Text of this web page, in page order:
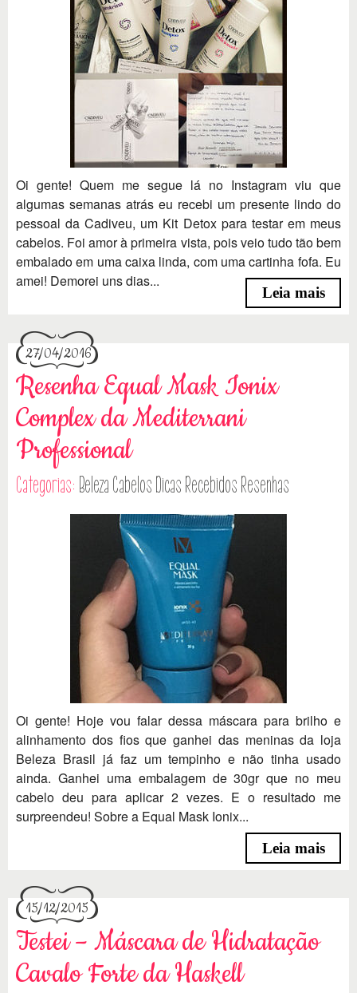
Oi gente! Quem me segue lá no Instagram viu que
algumas semanas atrás eu recebi um presente lindo do
pessoal da Cadiveu, um Kit Detox para testar em meus
cabelos. Foi amor à primeira vista, pois veio tudo tão bem
embalado em uma caixa linda, com uma cartinha fofa. Eu
amei! Demorei uns dias...
Leia mais
27/04/2016
Resenha Equal Mask Ionix
Complex da Mediterrani
Professional
Categorias: Beleza Cabelos Dicas Recebidos Resenhas
Oi gente! Hoje vou falar dessa máscara para brilho e
alinhamento dos fios que ganhei das meninas da loja
Beleza Brasil já faz um tempinho e não tinha usado
ainda. Ganhei uma embalagem de 30gr que no meu
cabelo deu para aplicar 2 vezes. E o resultado me
surpreendeu! Sobre a Equal Mask Ionix...
Leia mais
15/12/2015
Testei – Máscara de Hidratação
Cavalo Forte da Haskell